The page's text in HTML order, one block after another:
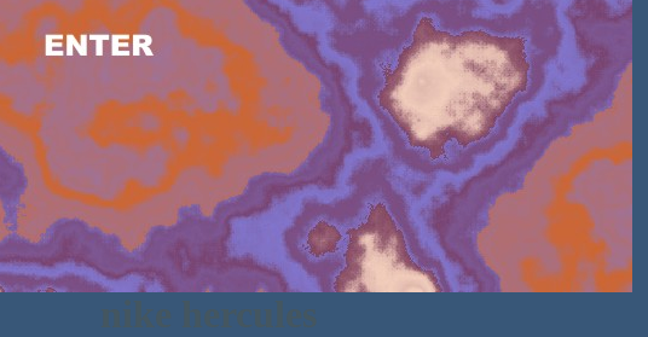
nike hercules